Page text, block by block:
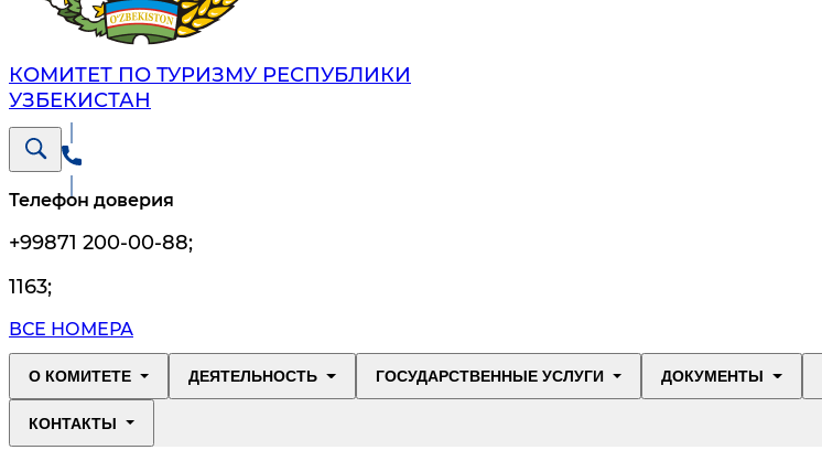
КОМИТЕТ ПО ТУРИЗМУ РЕСПУБЛИКИ
УЗБЕКИСТАН
Телефон доверия
+99871 200-00-88;
1163;
ВСЕ НОМЕРА
О КОМИТЕТЕ ДЕЯТЕЛЬНОСТЬ ГОСУДАРСТВЕННЫЕ УСЛУГИ ДОКУМЕНТЫ
КОНТАКТЫ